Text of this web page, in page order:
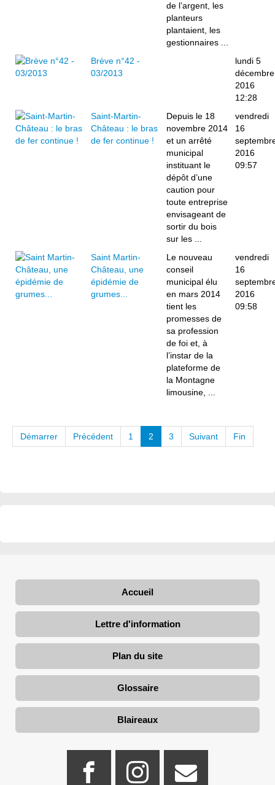
de l’argent, les
planteurs
plantaient, les
gestionnaires ...
Brève n°42 -
03/2013
lundi 5
décembre
2016
12:28
Saint-Martin-
Château : le bras
de fer continue !
Depuis le 18
novembre 2014
et un arrêté
municipal
instituant le
dépôt d’une
caution pour
toute entreprise
envisageant de
sortir du bois
sur les ...
vendredi
16
2016
09:57
Saint Martin-
Château, une
épidémie de
grumes...
Le nouveau
conseil
municipal élu
en mars 2014
tient les
promesses de
sa profession
de foi et, à
l’instar de la
plateforme de
la Montagne
limousine, ...
vendredi
16
2016
09:58
Démarrer Précédent 1 2 3 Suivant Fin
Accueil
Lettre d'information
Plan du site
Glossaire
Blaireaux